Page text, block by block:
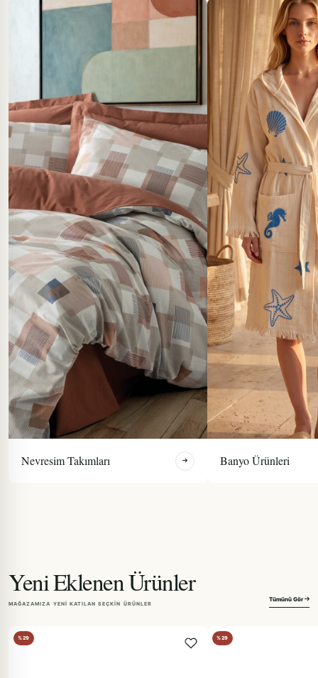
Nevresim Takımları Banyo Ürünleri
Yeni Eklenen Ürünler
MAĞAZAMIZA YENI KATILAN SEÇKIN ÜRÜNLER
Tümünü Gör
%29 %29